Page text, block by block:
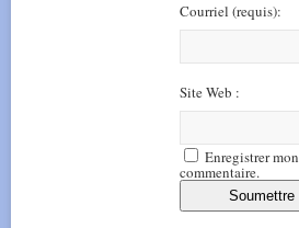
Courriel (requis):
Site Web :
Enregistrer
commentaire.